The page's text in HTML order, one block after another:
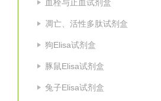
血栓与止血试剂盒
凋亡、活性多肽试剂盒
狗Elisa试剂盒
豚鼠Elisa试剂盒
兔子Elisa试剂盒